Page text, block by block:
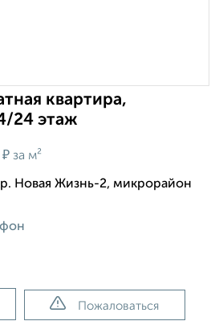
квартира,
24 этаж
₽ за м²
Новая Жизнь-2, микрорайон
Пожаловаться